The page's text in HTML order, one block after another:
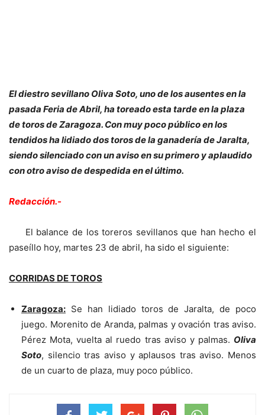
El diestro sevillano Oliva Soto, uno de los ausentes en la
pasada Feria de Abril, ha toreado esta tarde en la plaza
de toros de Zaragoza. Con muy poco público en los
tendidos ha lidiado dos toros de la ganadería de Jaralta,
siendo silenciado con un aviso en su primero y aplaudido
con otro aviso de despedida en el último.
Redacción.-
El balance de los toreros sevillanos que han hecho el
paseíllo hoy, martes 23 de abril, ha sido el siguiente:
CORRIDAS DE TOROS
Zaragoza: Se han lidiado toros de Jaralta, de poco
juego. Morenito de Aranda, palmas y ovación tras aviso.
Pérez Mota, vuelta al ruedo tras aviso y palmas. Oliva
Soto, silencio tras aviso y aplausos tras aviso. Menos
de un cuarto de plaza, muy poco público.